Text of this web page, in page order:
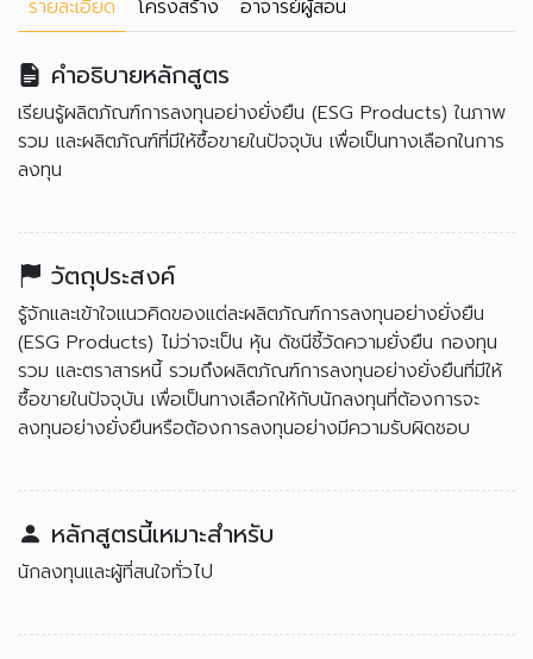
รายละเอียด โครงสร้าง อาจารย์ผู้สอน
คำอธิบายหลักสูตร
เรียนรู้ผลิตภัณฑ์การลงทุนอย่างยั่งยืน (ESG Products) ในภาพ
รวม และผลิตภัณฑ์ที่มีให้ซื้อขายในปัจจุบัน เพื่อเป็นทางเลือกในการ
ลงทุน
วัตถุประสงค์
รู้จักและเข้าใจแนวคิดของแต่ละผลิตภัณฑ์การลงทุนอย่างยั่งยืน
(ESG Products) ไม่ว่าจะเป็น หุ้น ดัชนีชี้วัดความยั่งยืน กองทุน
รวม และตราสารหนี้ รวมถึงผลิตภัณฑ์การลงทุนอย่างยั่งยืนที่มีให้
ซื้อขายในปัจจุบัน เพื่อเป็นทางเลือกให้กับนักลงทุนที่ต้องการจะ
ลงทุนอย่างยั่งยืนหรือต้องการลงทุนอย่างมีความรับผิดชอบ
หลักสูตรนี้เหมาะสำหรับ
นักลงทุนและผู้ที่สนใจทั่วไป